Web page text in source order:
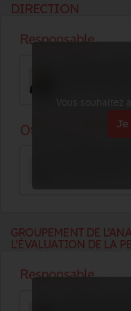
DIRECTION
Vous souhaitez
Je
GROUPEMENT DE
L’ÉVALUATION DE LA